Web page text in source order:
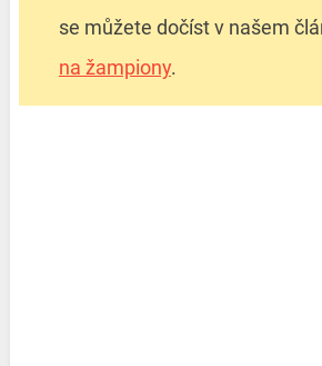
se můžete dočíst v našem
na žampiony.